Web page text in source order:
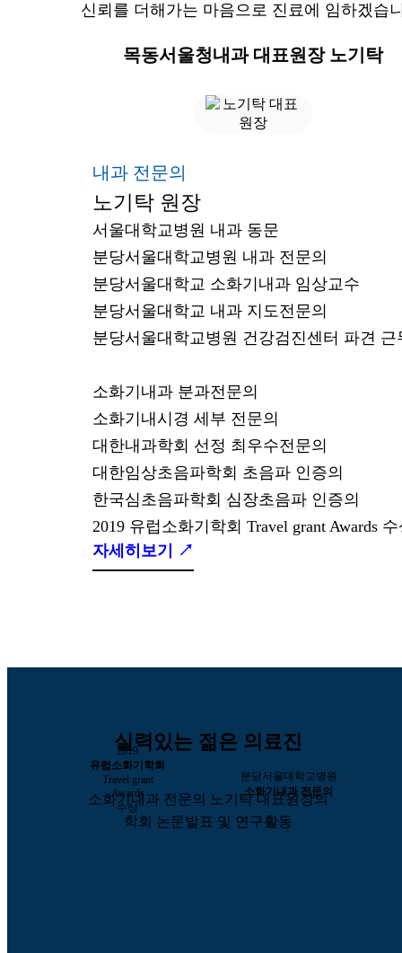
신뢰를 더해가는 마음으로 진료에 임하겠습
목동서울청내과 대표원장 노기탁
내과 전문의
노기탁 원장
서울대학교병원 내과 동문
분당서울대학교병원 내과 전문의
분당서울대학교 소화기내과 임상교수
분당서울대학교 내과 지도전문의
분당서울대학교병원 건강검진센터 파견 근
소화기내과 분과전문의
소화기내시경 세부 전문의
대한내과학회 선정 최우수전문의
대한임상초음파학회 초음파 인증의
한국심초음파학회 심장초음파 인증의
2019 유럽소화기학회 Travel grant Awards 수
자세히보기 ↗
실력있는 젊은 의료진
2019
유럽소화기학회
Travel grant
Awards
수상
분당서울대학교병원
소화기내과 전문의
소화기내과 전문의 노기탁 대표원장의
학회 논문발표 및 연구활동